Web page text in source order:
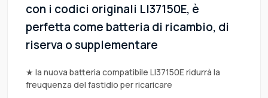
con i codici originali LI37150E, è
perfetta come batteria di ricambio, di
riserva o supplementare
★ la nuova batteria compatibile LI37150E ridurrà la
freuquenza del fastidio per ricaricare